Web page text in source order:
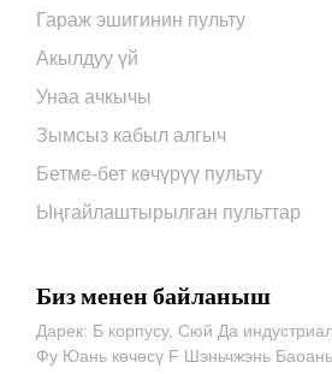
Гараж эшигинин пульту
Акылдуу үй
Унаа ачкычы
Зымсыз кабыл алгыч
Бетме-бет көчүрүү пульту
Ыңгайлаштырылган пульттар
Биз менен байланыш
Дарек: Б корпусу, Сюй Да
Фу Юань көчөсү F Шэньчжэнь